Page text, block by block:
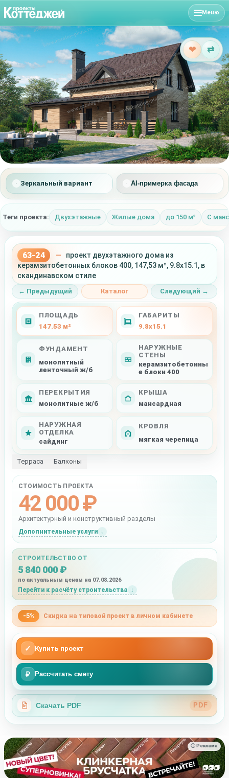
Меню
Зеркальный вариант AI-примерка фасада
Теги проекта: Двухэтажные Жилые дома до 150 м² С
❤ ⇄
63-24 —
проект двухэтажного дома из
керамзитобетонных блоков 400, 147,53 м², 9.8x15.1, в
скандинавском стиле
← Предыдущий Каталог Следующий →
ПЛОЩАДЬ
147.53 м²
ГАБАРИТЫ
9.8x15.1
ФУНДАМЕНТ
монолитный
ленточный ж/б
НАРУЖНЫЕ
СТЕНЫ
керамзитобетонны
е блоки 400
ПЕРЕКРЫТИЯ
монолитные ж/б
КРЫША
мансардная
НАРУЖНАЯ
ОТДЕЛКА
сайдинг
КРОВЛЯ
мягкая черепица
Терраса Балконы
СТОИМОСТЬ ПРОЕКТА
42 000 ₽
Архитектурный и конструктивный разделы
Дополнительные услуги
СТРОИТЕЛЬСТВО ОТ
5 840 000 ₽
по актуальным ценам на 07.08.2026
Перейти к расчёту строительства
-5% Скидка на типовой проект в личном кабинете
✓ Купить проект
₽ Рассчитать смету
Скачать PDF PDF
ⓘ Реклама